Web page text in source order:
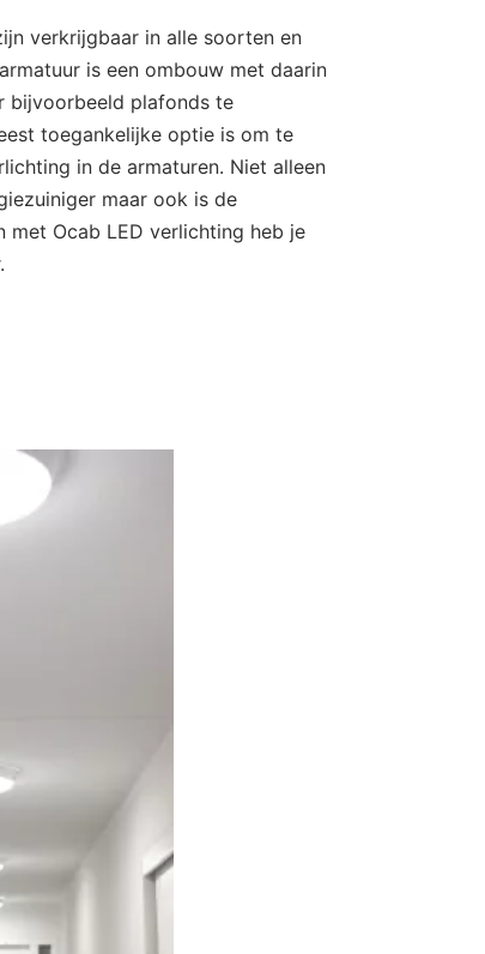
verkrijgbaar in alle soorten en
is een ombouw met daarin
bijvoorbeeld plafonds te
toegankelijke optie is om te
in de armaturen. Niet alleen
maar ook is de
met Ocab LED verlichting heb je